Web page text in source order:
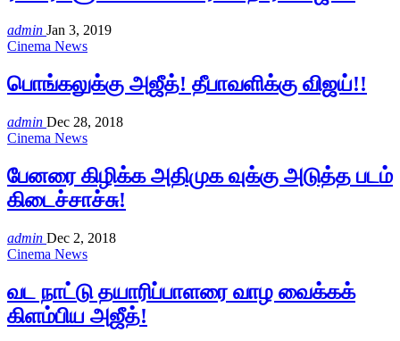
admin Jan 3, 2019
Cinema News
பொங்கலுக்கு அஜீத்! தீபாவளிக்கு விஜய்!!
admin Dec 28, 2018
Cinema News
பேனரை கிழிக்க அதிமுக வுக்கு அடுத்த படம்
கிடைச்சாச்சு!
admin Dec 2, 2018
Cinema News
வட நாட்டு தயாரிப்பாளரை வாழ வைக்கக்
கிளம்பிய அஜீத்!